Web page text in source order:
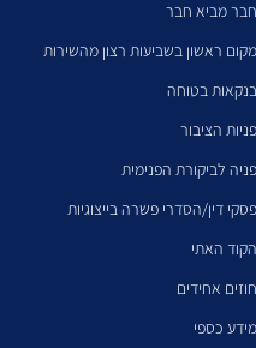
חבר מביא חבר
מקום ראשון בשביעות רצון מהשירות
בנקאות בטוחה
פניות הציבור
פניה לביקורת הפנימית
פסקי דין/הסדרי פשרה בייצוגיות
הקוד האתי
חוזים אחידים
מידע כספי